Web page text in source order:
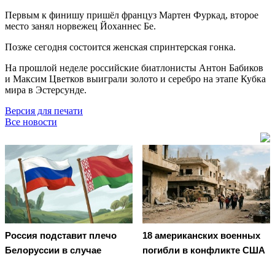
Первым к финишу пришёл француз Мартен Фуркад, второе
место занял норвежец Йоханнес Бе.
Позже сегодня состоится женская спринтерская гонка.
На прошлой неделе российские биатлонисты Антон Бабиков
и Максим Цветков выиграли золото и серебро на этапе Кубка
мира в Эстерсунде.
Версия для печати
Все новости
Россия подставит плечо
Белоруссии в случае
18 американских военных
погибли в конфликте США